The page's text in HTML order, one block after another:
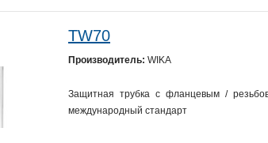
TW70
Производитель: WIKA
Защитная трубка с фланцевым /
международный стандарт